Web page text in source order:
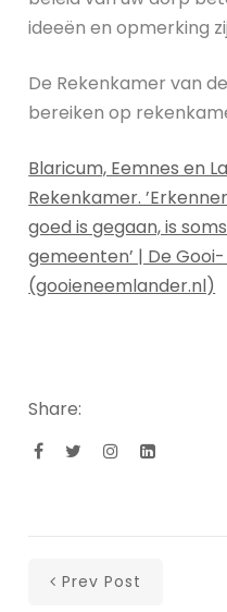
ideeën en opmerking
De Rekenkamer van
bereiken op
Blaricum, Eemnes en
Rekenkamer.
goed is gegaan, is
gemeenten’ | De
(gooieneemlander.nl)
Share:
Prev Post